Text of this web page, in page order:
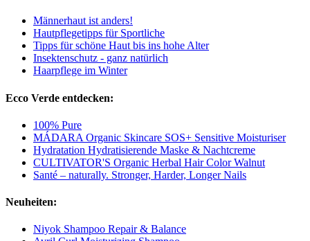
Männerhaut ist anders!
Hautpflegetipps für Sportliche
Tipps für schöne Haut bis ins hohe Alter
Insektenschutz - ganz natürlich
Haarpflege im Winter
Ecco Verde entdecken:
100% Pure
MÁDARA Organic Skincare SOS+ Sensitive Moisturiser
Hydratation Hydratisierende Maske & Nachtcreme
CULTIVATOR'S Organic Herbal Hair Color Walnut
Santé – naturally. Stronger, Harder, Longer Nails
Neuheiten:
Niyok Shampoo Repair & Balance